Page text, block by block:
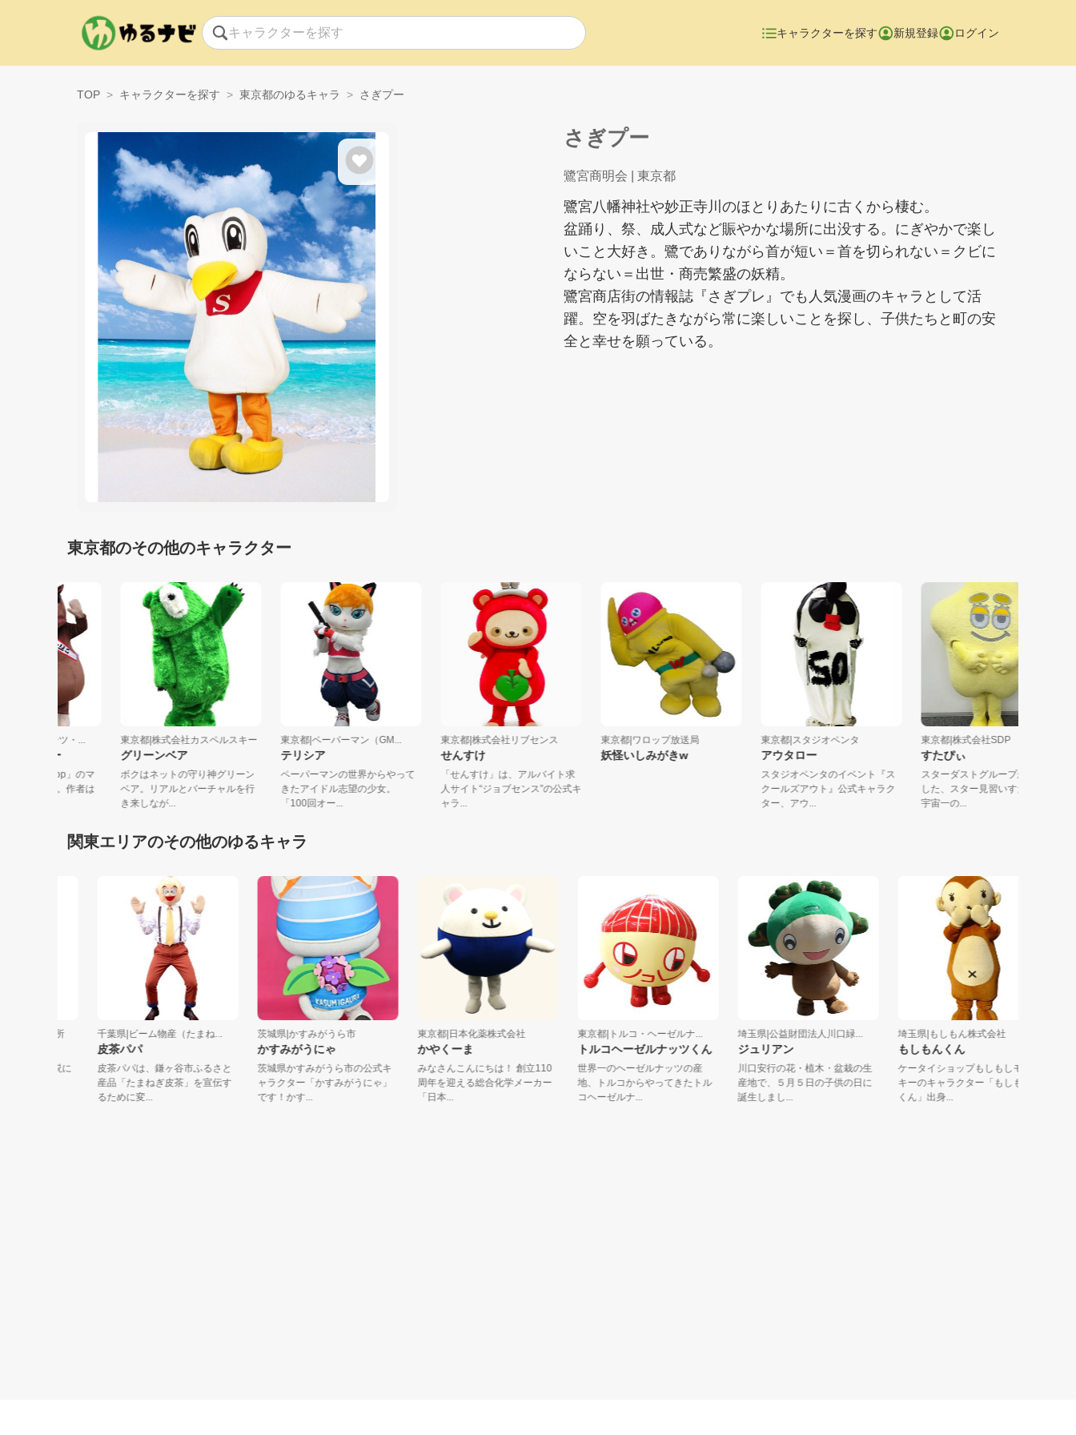
キャラクターを探す 新規登録 ログイン
TOP キャラクターを探す 東京都のゆるキャラ さぎプー
さぎプー
鷺宮商明会 | 東京都
鷺宮八幡神社や妙正寺川のほとりあたりに古くから棲む。
盆踊り、祭、成人式など賑やかな場所に出没する。にぎやかで楽し
いこと大好き。鷺でありながら首が短い＝首を切られない＝クビに
ならない＝出世・商売繁盛の妖精。
鷺宮商店街の情報誌『さぎプレ』でも人気漫画のキャラとして活
躍。空を羽ばたきながら常に楽しいことを探し、子供たちと町の安
全と幸せを願っている。
東京都のその他のキャラクター
|サンケイスポーツ・...
ぃ・ジスター
報誌「週刊Gallop」のマ
トキャラクター。作者は
東京都|株式会社カスペルスキー
グリーンベア
ボクはネットの守り神グリーン
ベア。リアルとバーチャルを行
き来しなが...
東京都|ペーパーマン（GM...
テリシア
ペーパーマンの世界からやって
きたアイドル志望の少女。
「100回オー...
東京都|株式会社リブセンス
せんすけ
「せんすけ」は、アルバイト求
人サイト“ジョブセンス”の公式キ
ャラ...
東京都|ワロップ放送局
妖怪いしみがきw
東京都|スタジオペンタ
アウタロー
スタジオペンタのイベント『ス
クールズアウト』公式キャラク
ター、アウ...
東京都|株式会社SDP
すたぴぃ
スターダストグループから誕生
した、スター見習いすたぴぃ☆
宇宙一の...
関東エリアのその他のゆるキャラ
千葉県|ビーム物産（たまね...
皮茶パパ
皮茶パパは、鎌ヶ谷市ふるさと
産品「たまねぎ皮茶」を宣伝す
るために変...
茨城県|かすみがうら市
かすみがうにゃ
茨城県かすみがうら市の公式キ
ャラクター「かすみがうにゃ」
です！かす...
東京都|日本化薬株式会社
かやくーま
みなさんこんにちは！ 創立110
周年を迎える総合化学メーカー
「日本...
東京都|トルコ・ヘーゼルナ...
トルコヘーゼルナッツくん
世界一のヘーゼルナッツの産
地、トルコからやってきたトル
コヘーゼルナ...
埼玉県|公益財団法人川口緑...
ジュリアン
川口安行の花・植木・盆栽の生
産地で、５月５日の子供の日に
誕生しまし...
埼玉県|もしもん株式会社
もしもんくん
ケータイショップもしもしモン
キーのキャラクター「もしもん
くん」出身...